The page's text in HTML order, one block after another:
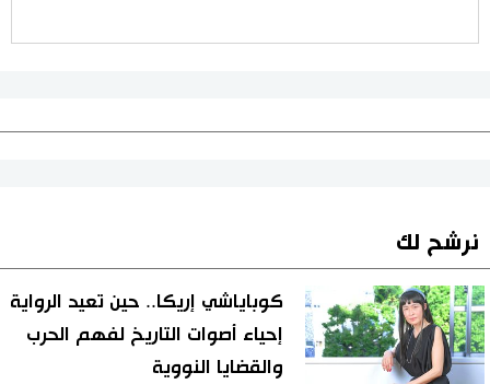
نرشح لك
كوباياشي إريكا.. حين تعيد الرواية
إحياء أصوات التاريخ لفهم الحرب
والقضايا النووية